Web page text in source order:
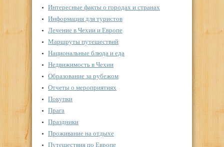
Интересные факты о городах и странах
Информация для туристов
Лечение в Чехии и Европе
Маршруты путешествий
Национальные блюда и еда
Недвижимость в Чехии
Образование за рубежом
Отчеты о мероприятиях
Покупки
Прага
Праздники
Проживание на отдыхе
Путешествия по Европе